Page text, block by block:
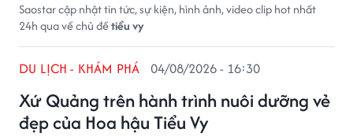
Saostar cập nhật tin tức, sự kiện, hình ảnh, video clip hot nhất
24h qua về chủ đềtiểu vy
Xứ Quảng trên hành trình nuôi dưỡng vẻ
đẹp của Hoa hậu Tiểu Vy
DU LỊCH - KHÁM PHÁ 04/08/2026 - 16:30